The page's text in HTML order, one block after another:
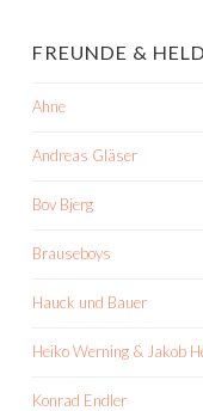
FREUNDE &
Ahne
Andreas Gläser
Bov Bjerg
Brauseboys
Hauck und Bauer
Heiko Werning & Jakob
Konrad Endler